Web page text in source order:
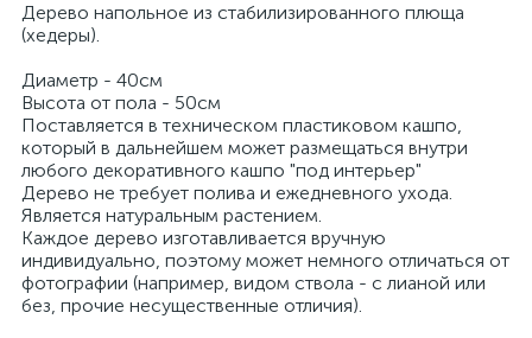
Дерево напольное из стабилизированного плюща
(хедеры).
Диаметр - 40см
Высота от пола - 50см
Поставляется в техническом пластиковом кашпо,
который в дальнейшем может размещаться внутри
любого декоративного кашпо "под интерьер"
Дерево не требует полива и ежедневного ухода.
Является натуральным растением.
Каждое дерево изготавливается вручную
индивидуально, поэтому может немного отличаться от
фотографии (например, видом ствола - с лианой или
без, прочие несущественные отличия).